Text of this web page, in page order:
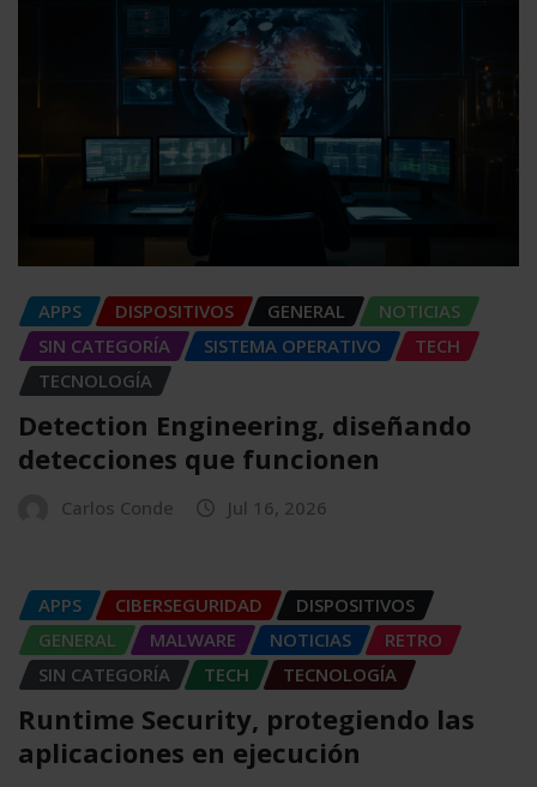
APPS DISPOSITIVOS GENERAL
NOTICIAS
SIN CATEGORÍA
SISTEMA OPERATIVO
TECH
TECNOLOGÍA
Detection Engineering, diseñando
detecciones que funcionen
Carlos Conde Jul 16, 2026
APPS CIBERSEGURIDAD
DISPOSITIVOS
GENERAL
MALWARE NOTICIAS
RETRO
SIN CATEGORÍA
TECH TECNOLOGÍA
Runtime Security, protegiendo las
aplicaciones en ejecución